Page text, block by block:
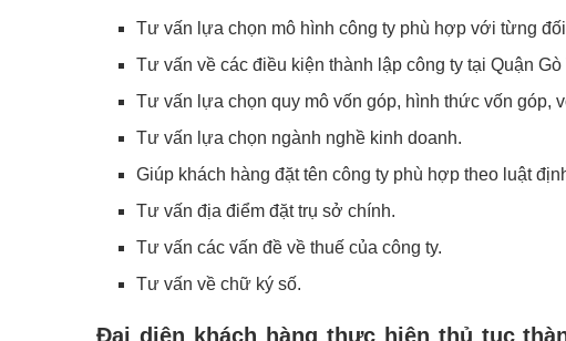
Tư vấn lựa chọn mô hình công ty phù hợp với từng
Tư vấn về các điều kiện thành lập công ty tại Quận Gò
Tư vấn lựa chọn quy mô vốn góp, hình thức vốn góp,
Tư vấn lựa chọn ngành nghề kinh doanh.
Giúp khách hàng đặt tên công ty phù hợp theo luật
Tư vấn địa điểm đặt trụ sở chính.
Tư vấn các vấn đề về thuế của công ty.
Tư vấn về chữ ký số.
Đại diện khách hàng thực hiện thủ tục